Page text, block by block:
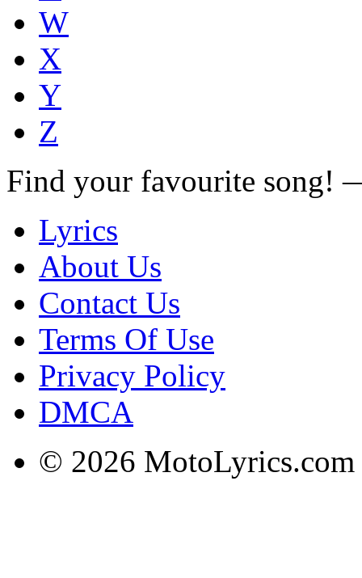
W
X
Y
Z
Find your favourite song!
Lyrics
About Us
Contact Us
Terms Of Use
Privacy Policy
DMCA
© 2026 MotoLyrics.com